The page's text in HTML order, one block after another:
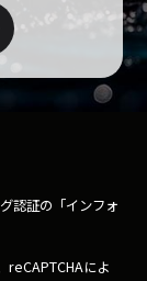
認証の「インフォ
reCAPTCHAによ